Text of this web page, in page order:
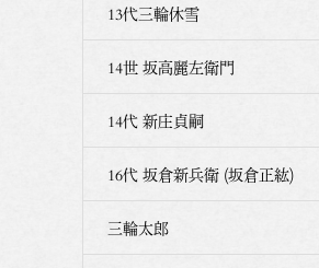
13代三輪休雪
14世 坂高麗左衛門
14代 新庄貞嗣
16代 坂倉新兵衛 (坂倉正紘)
三輪太郎